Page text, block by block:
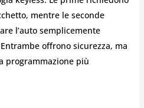
mentre le seconde
l’auto semplicemente
offrono sicurezza, ma
programmazione più